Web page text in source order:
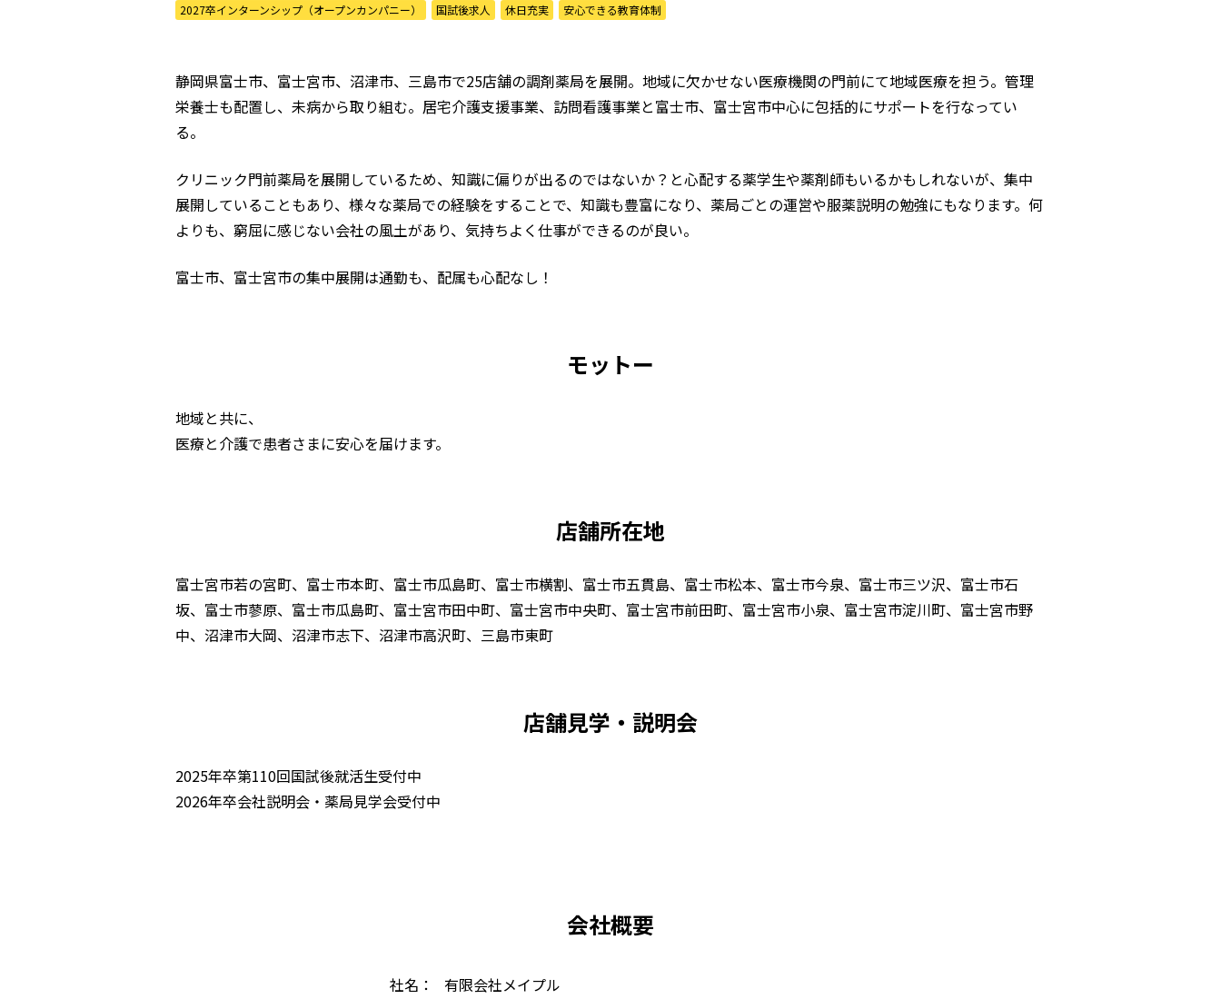
2027卒インターンシップ（オープンカンパニー） 国試後求人 休日充実 安心できる教育体制
静岡県富士市、富士宮市、沼津市、三島市で25店舗の調剤薬局を展開。地域に欠かせない医療機関の門前にて地域医療を担う。管理
栄養士も配置し、未病から取り組む。居宅介護支援事業、訪問看護事業と富士市、富士宮市中心に包括的にサポートを行なってい
る。
クリニック門前薬局を展開しているため、知識に偏りが出るのではないか？と心配する薬学生や薬剤師もいるかもしれないが、集中
展開していることもあり、様々な薬局での経験をすることで、知識も豊富になり、薬局ごとの運営や服薬説明の勉強にもなります。何
よりも、窮屈に感じない会社の風土があり、気持ちよく仕事ができるのが良い。
富士市、富士宮市の集中展開は通勤も、配属も心配なし！
モットー
地域と共に、
医療と介護で患者さまに安心を届けます。
店舗所在地
富士宮市若の宮町、富士市本町、富士市瓜島町、富士市横割、富士市五貫島、富士市松本、富士市今泉、富士市三ツ沢、富士市石
坂、富士市蓼原、富士市瓜島町、富士宮市田中町、富士宮市中央町、富士宮市前田町、富士宮市小泉、富士宮市淀川町、富士宮市野
中、沼津市大岡、沼津市志下、沼津市高沢町、三島市東町
店舗見学・説明会
2025年卒第110回国試後就活生受付中
2026年卒会社説明会・薬局見学会受付中
会社概要
社名：
有限会社メイプル